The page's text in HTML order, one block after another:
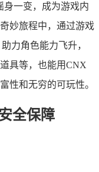
身一变，成为游戏内
妙旅程中，通过游戏
力角色能力飞升，
具等，也能用CNX
性和无穷的可玩性。
全保障